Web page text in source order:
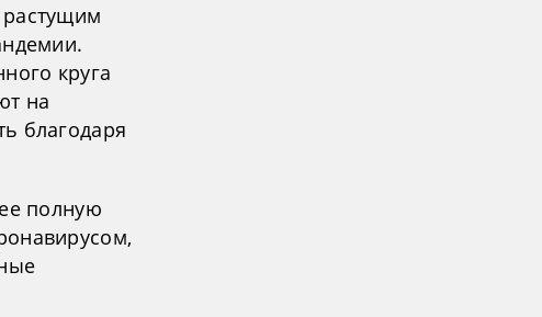
круга
на
благодаря
полную